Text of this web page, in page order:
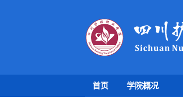
首页 学院概况